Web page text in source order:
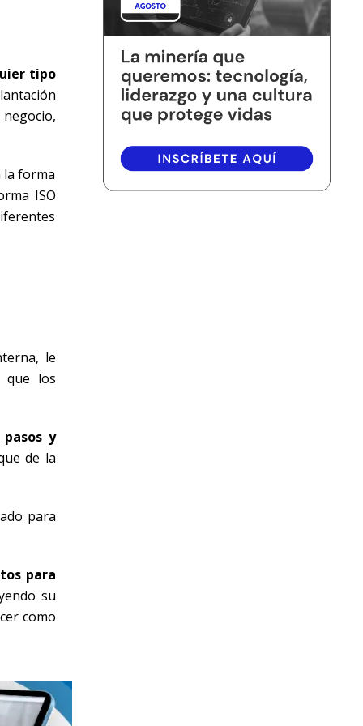
tipo
la forma
ISO
le
que los
y
de la
para
para
su
como